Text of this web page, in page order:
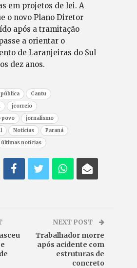
em projetos de lei. A
o novo Plano Diretor
após a tramitação
a orientar o
de Laranjeiras do Sul
dez anos.
Cantu
jcorreio
povo
jornalismo
Notícias
Paraná
últimas notícias
NEXT POST
Trabalhador morre
após acidente com
estruturas de
concreto